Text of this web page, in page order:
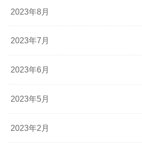
2023年8月
2023年7月
2023年6月
2023年5月
2023年2月